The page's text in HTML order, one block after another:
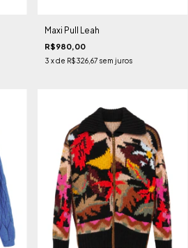
Maxi Pull Leah
R$980,00
3 x de R$326,67 sem juros